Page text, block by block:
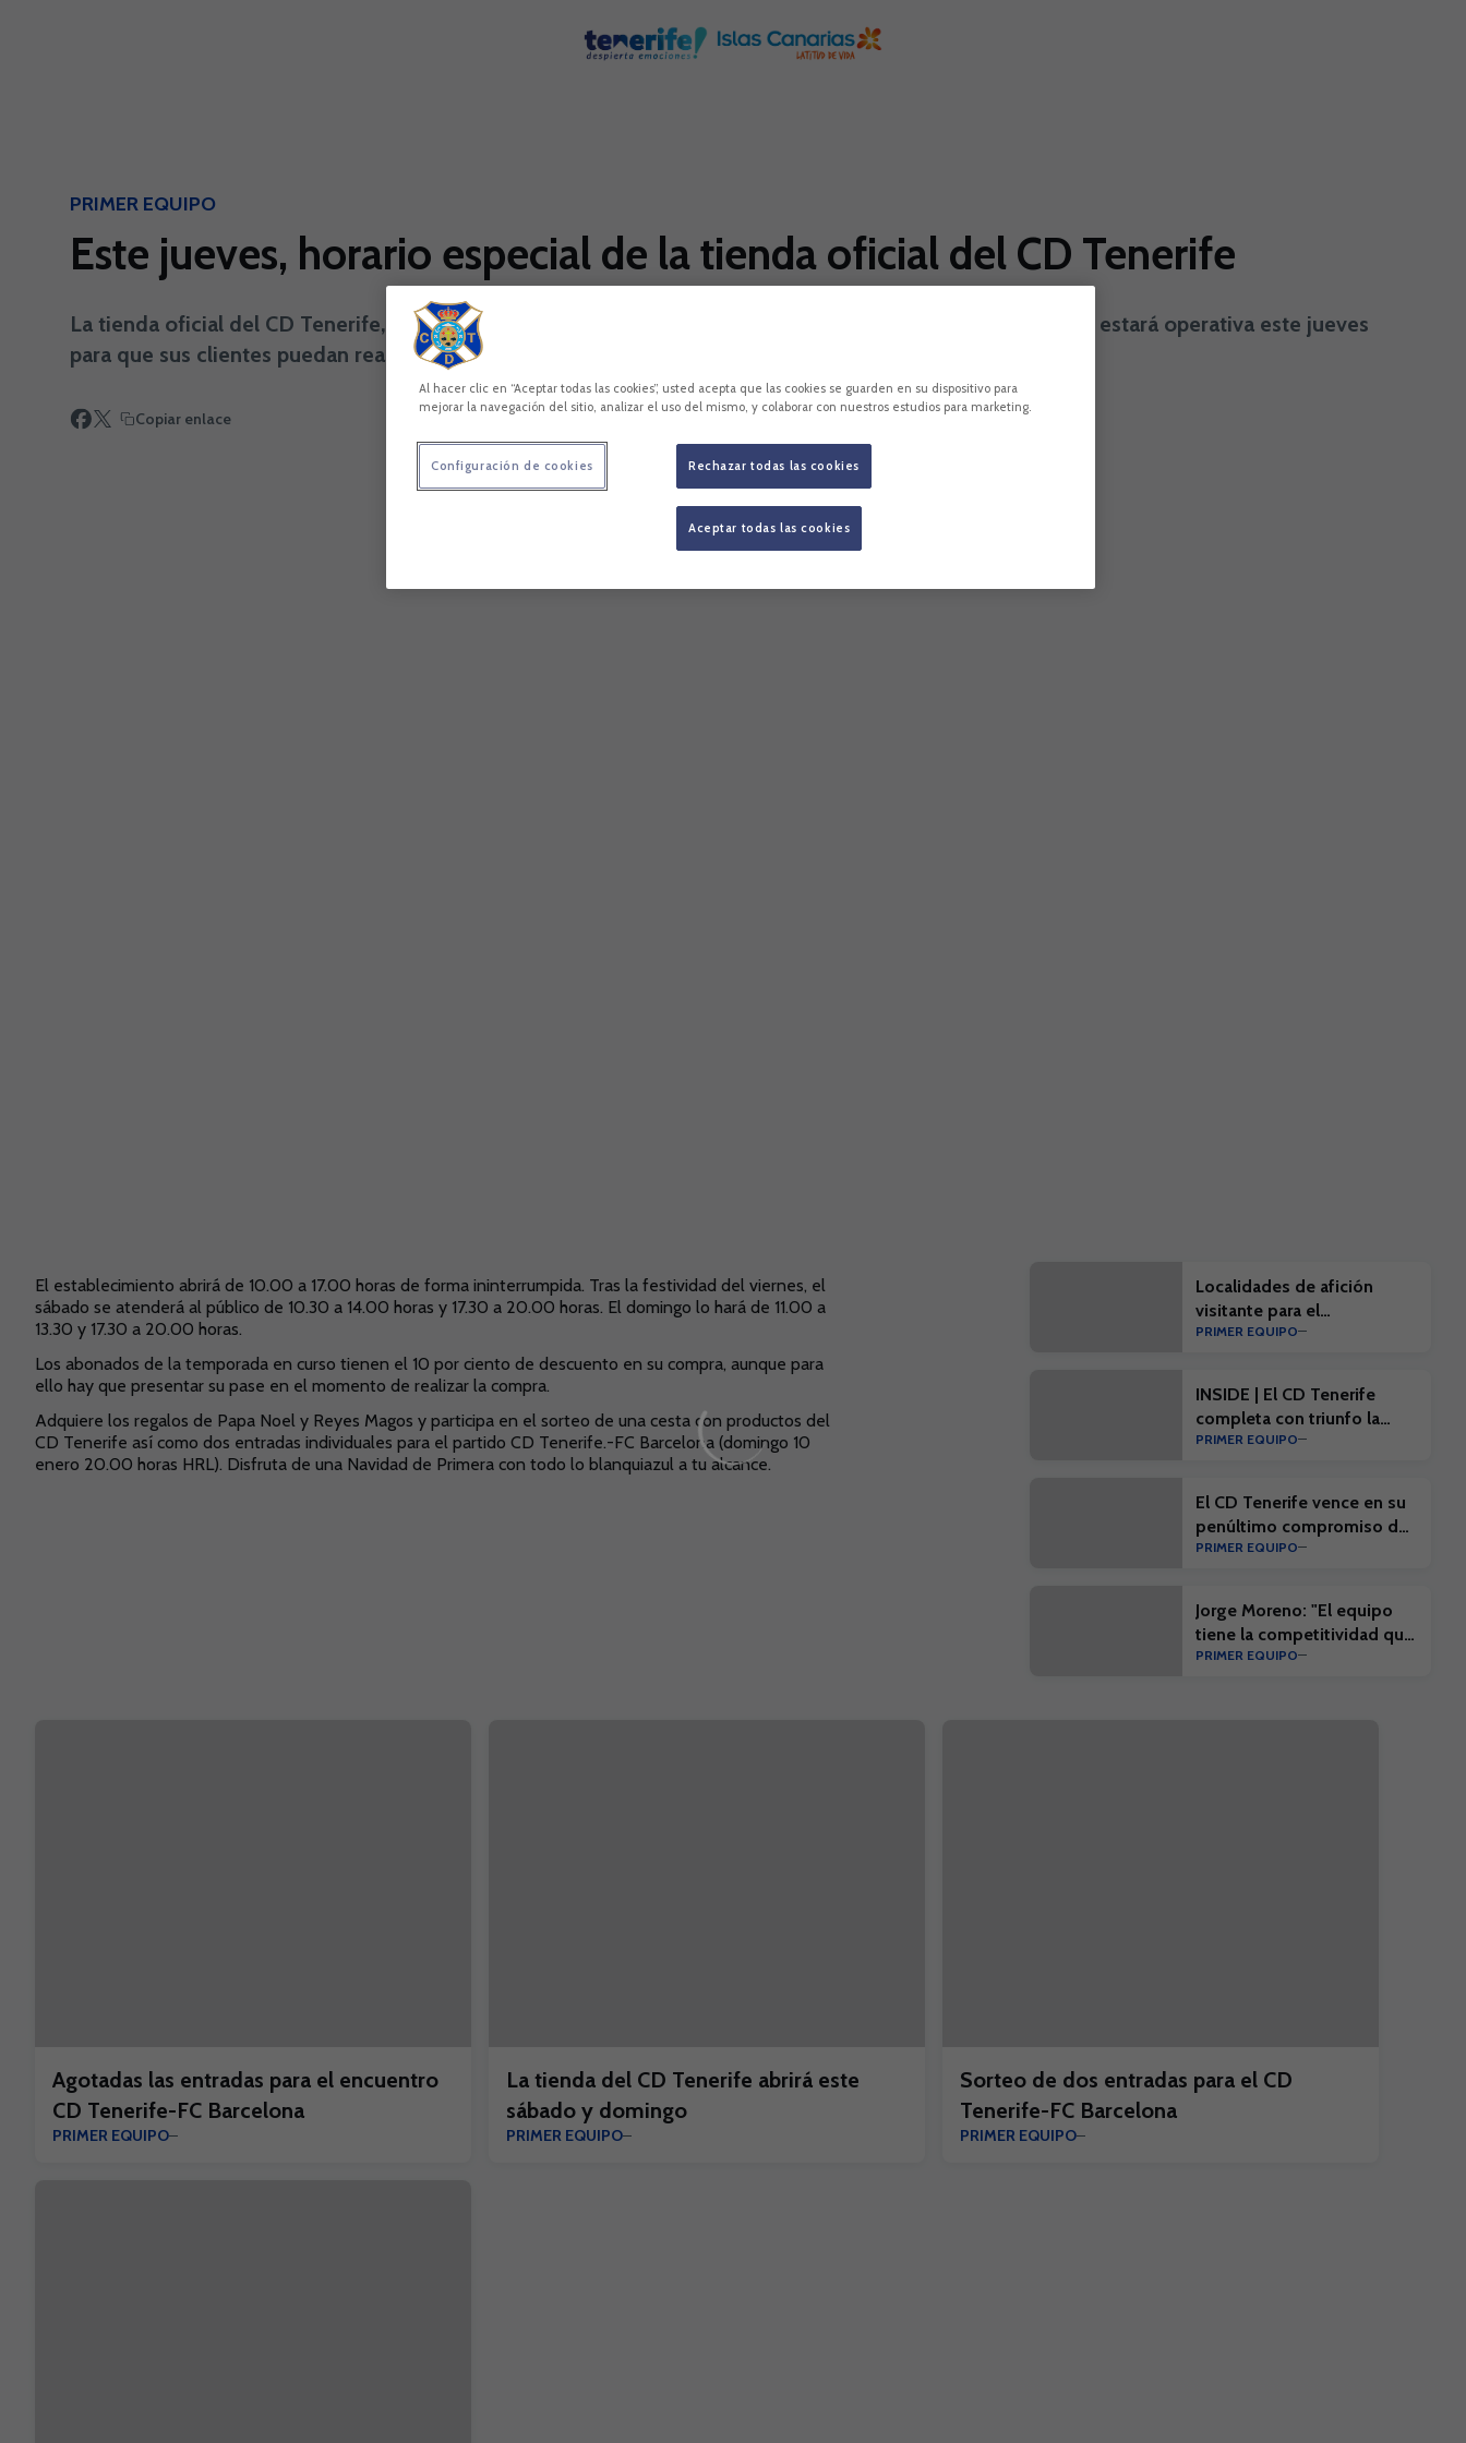
PRIMER EQUIPO
Este jueves, horario especial de la tienda oficial del CD Tenerife
La tienda oficial del CD Tenerife, situada en el Callejón del Combate, en los bajos de la sede de la entidad, estará operativa este jueves
para que sus clientes puedan realizar cómodamente las compras de Navidad y Reyes.
Copiar enlace
El establecimiento abrirá de 10.00 a 17.00 horas de forma ininterrumpida. Tras la festividad del viernes, el
sábado se atenderá al público de 10.30 a 14.00 horas y 17.30 a 20.00 horas. El domingo lo hará de 11.00 a
13.30 y 17.30 a 20.00 horas.
Los abonados de la temporada en curso tienen el 10 por ciento de descuento en su compra, aunque para
ello hay que presentar su pase en el momento de realizar la compra.
Adquiere los regalos de Papa Noel y Reyes Magos y participa en el sorteo de una cesta con productos del
CD Tenerife así como dos entradas individuales para el partido CD Tenerife.-FC Barcelona (domingo 10
enero 20.00 horas HRL). Disfruta de una Navidad de Primera con todo lo blanquiazul a tu alcance.
Localidades de afición
visitante para el
#EibarTenerife
PRIMER EQUIPO
INSIDE | El CD Tenerife
completa con triunfo la
penúltima prueba de
PRIMER EQUIPO
El CD Tenerife vence en su
penúltimo compromiso de
la pretemporada
PRIMER EQUIPO
Jorge Moreno: "El equipo
tiene la competitividad que
nos exigirá la competición"
PRIMER EQUIPO
Agotadas las entradas para el encuentro
CD Tenerife-FC Barcelona
PRIMER EQUIPO
La tienda del CD Tenerife abrirá este
sábado y domingo
PRIMER EQUIPO
Sorteo de dos entradas para el CD
Tenerife-FC Barcelona
PRIMER EQUIPO
Al hacer clic en “Aceptar todas las cookies”, usted acepta que las cookies se guarden en su dispositivo para
mejorar la navegación del sitio, analizar el uso del mismo, y colaborar con nuestros estudios para marketing.
Rechazar todas las cookies
Aceptar todas las cookies
Configuración de cookies